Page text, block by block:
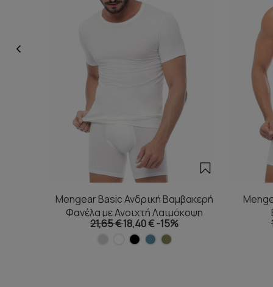
Mengear Basic Ανδρική Βαμβακερή
Φανέλα με Ανοιχτή Λαιμόκοψη
21,65 €18,40 €-15%